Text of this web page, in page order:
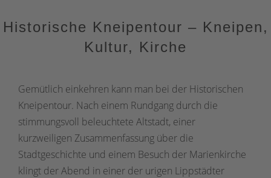
Historische Kneipentour – Kneipen,
Kultur, Kirche
Gemütlich einkehren kann man bei der Historischen
Kneipentour. Nach einem Rundgang durch die
stimmungsvoll beleuchtete Altstadt, einer
kurzweiligen Zusammenfassung über die
Stadtgeschichte und einem Besuch der Marienkirche
klingt der Abend in einer der urigen Lippstädter